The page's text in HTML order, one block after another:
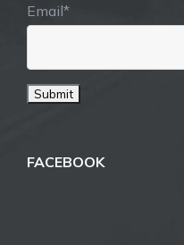
Email*
FACEBOOK